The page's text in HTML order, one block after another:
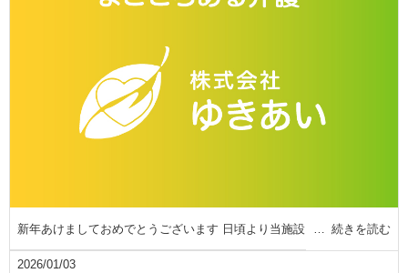
新年あけましておめでとうございます 日頃より当施設 続きを読む
2026/01/03